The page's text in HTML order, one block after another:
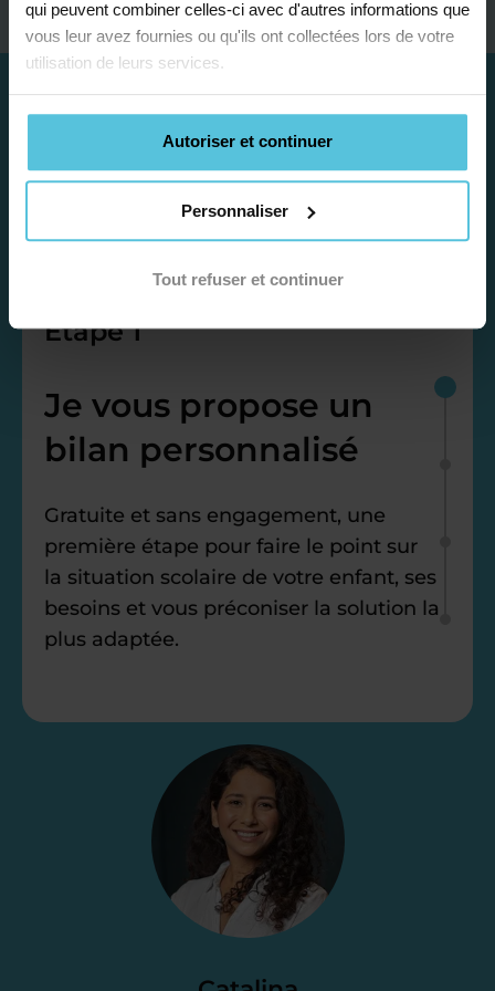
qui peuvent combiner celles-ci avec d'autres informations que
vous leur avez fournies ou qu'ils ont collectées lors de votre
utilisation de leurs services.
Autoriser et continuer
Personnaliser
Tout refuser et continuer
Étape 1
Je vous propose un
bilan personnalisé
Gratuite et sans engagement, une
première étape pour faire le point sur
la situation scolaire de votre enfant, ses
besoins et vous préconiser la solution la
plus adaptée.
Étape 2
Je vous envoie une
proposition
d’accompagnement
parfait. À partir de maintenant nous